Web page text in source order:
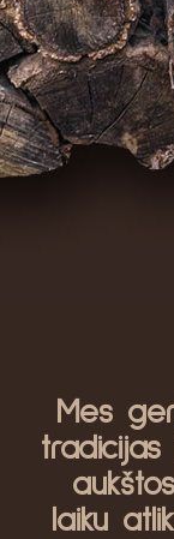
Mes
tradicijas
laiku